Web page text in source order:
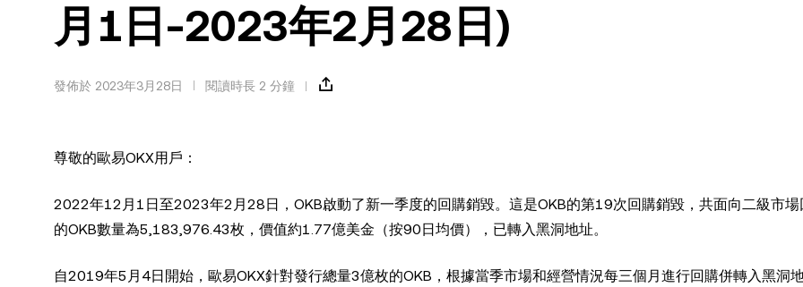
月1日-2023年2月28日)
發佈於 2023年3月28日 閱讀時長 2 分鐘
尊敬的歐易OKX用戶：
2022年12月1日至2023年2月28日，OKB啟動了新一季度的回購銷毀。這是OKB的第19次回購銷毀，共面向二級市場
的OKB數量為5,183,976.43枚，價值約1.77億美金（按90日均價），已轉入黑洞地址。
自2019年5月4日開始，歐易OKX針對發行總量3億枚的OKB，根據當季市場和經營情況每三個月進行回購併轉入黑洞